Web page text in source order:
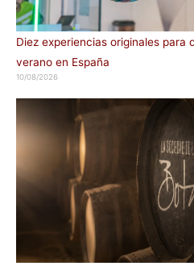
Diez experiencias originales para
verano en España
10/08/2026